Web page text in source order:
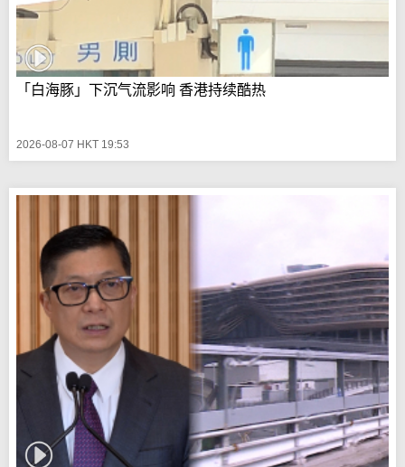
「白海豚」下沉气流影响 香港持续酷热
2026-08-07 HKT 19:53